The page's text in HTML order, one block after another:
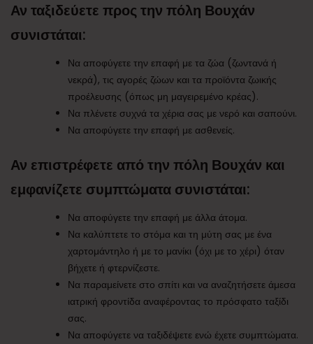
Αν ταξιδεύετε προς την πόλη Βουχάν
συνιστάται:
Να αποφύγετε την επαφή με τα ζώα (ζωντανά ή
νεκρά), τις αγορές ζώων και τα προϊόντα ζωικής
προέλευσης (όπως μη μαγειρεμένο κρέας).
Να πλένετε συχνά τα χέρια σας με νερό και σαπούνι.
Να αποφύγετε την επαφή με ασθενείς.
Αν επιστρέφετε από την πόλη Βουχάν και
εμφανίζετε συμπτώματα συνιστάται:
Να αποφύγετε την επαφή με άλλα άτομα.
Να καλύπτετε το στόμα και τη μύτη σας με ένα
χαρτομάντηλο ή με το μανίκι (όχι με το χέρι) όταν
βήχετε ή φτερνίζεστε.
Να παραμείνετε στο σπίτι και να αναζητήσετε άμεσα
ιατρική φροντίδα αναφέροντας το πρόσφατο ταξίδι
σας.
Να αποφύγετε να ταξιδέψετε ενώ έχετε συμπτώματα.